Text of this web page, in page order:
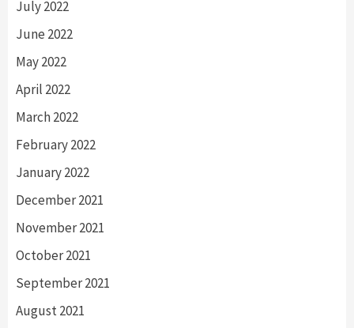
July 2022
June 2022
May 2022
April 2022
March 2022
February 2022
January 2022
December 2021
November 2021
October 2021
September 2021
August 2021